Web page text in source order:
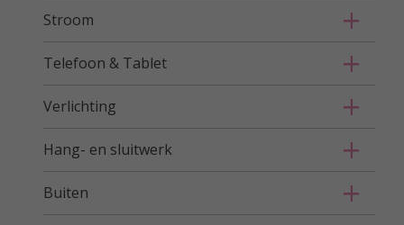
Stroom
Telefoon & Tablet
Verlichting
Hang- en sluitwerk
Buiten